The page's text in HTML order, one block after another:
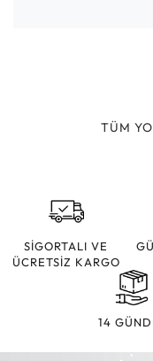
TÜM
SİGORTALI VE
ÜCRETSİZ KARGO
14